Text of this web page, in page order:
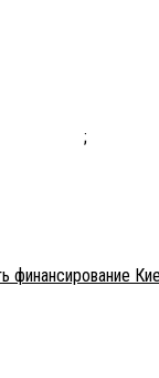
;
финансирование